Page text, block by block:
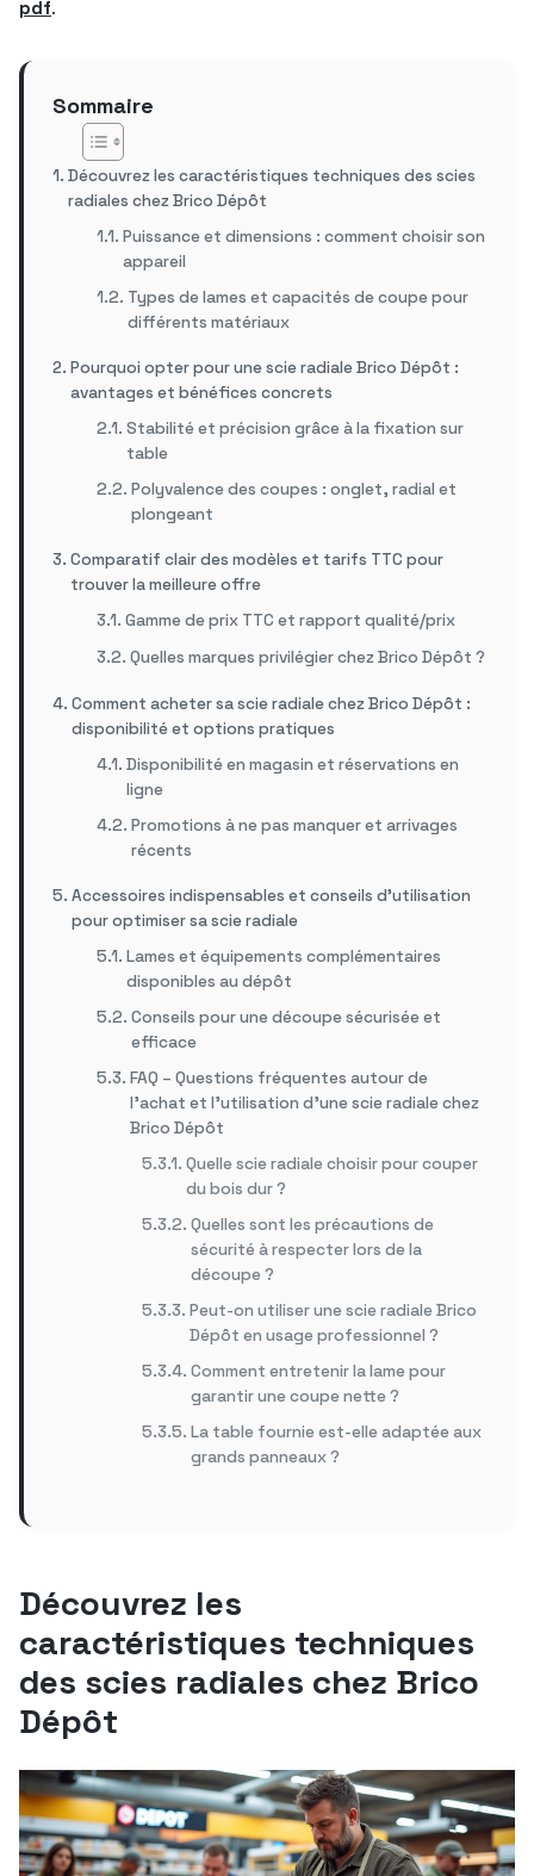
pdf.
Sommaire
Découvrez les caractéristiques techniques des scies
radiales chez Brico Dépôt
Puissance et dimensions : comment choisir son
appareil
Types de lames et capacités de coupe pour
différents matériaux
Pourquoi opter pour une scie radiale Brico Dépôt :
avantages et bénéfices concrets
Stabilité et précision grâce à la fixation sur
table
Polyvalence des coupes : onglet, radial et
plongeant
Comparatif clair des modèles et tarifs TTC pour
trouver la meilleure offre
Gamme de prix TTC et rapport qualité/prix
Quelles marques privilégier chez Brico Dépôt ?
Comment acheter sa scie radiale chez Brico Dépôt :
disponibilité et options pratiques
Disponibilité en magasin et réservations en
ligne
Promotions à ne pas manquer et arrivages
récents
Accessoires indispensables et conseils d’utilisation
pour optimiser sa scie radiale
Lames et équipements complémentaires
disponibles au dépôt
Conseils pour une découpe sécurisée et
efficace
FAQ – Questions fréquentes autour de
l’achat et l’utilisation d’une scie radiale chez
Brico Dépôt
Quelle scie radiale choisir pour couper
du bois dur ?
Quelles sont les précautions de
sécurité à respecter lors de la
découpe ?
Peut-on utiliser une scie radiale Brico
Dépôt en usage professionnel ?
Comment entretenir la lame pour
garantir une coupe nette ?
La table fournie est-elle adaptée aux
grands panneaux ?
Découvrez les
caractéristiques techniques
des scies radiales chez Brico
Dépôt